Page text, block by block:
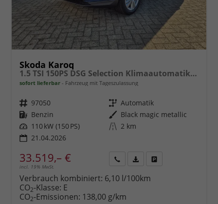
Skoda Karoq
1.5 TSI 150PS DSG Selection Klimaautomatik Sitzheizung Lenkradheizung ACC PDC v+h Rückf.Kamera abg.Scheiben Apple CarPlay Android Auto 17"LM
sofort lieferbar Fahrzeug mit Tageszulassung
Fahrzeugnr. 97050 Getriebe Automatik
Kraftstoff Benzin Außenfarbe Black magic metallic
Leistung 110 kW (150 PS) Kilometerstand 2 km
21.04.2026
33.519,– €
incl. 19% MwSt.
anfordern
Datei,
Verbrauch kombiniert: 6,10 l/100km
CO2-Klasse: E
CO2-Emissionen: 138,00 g/km